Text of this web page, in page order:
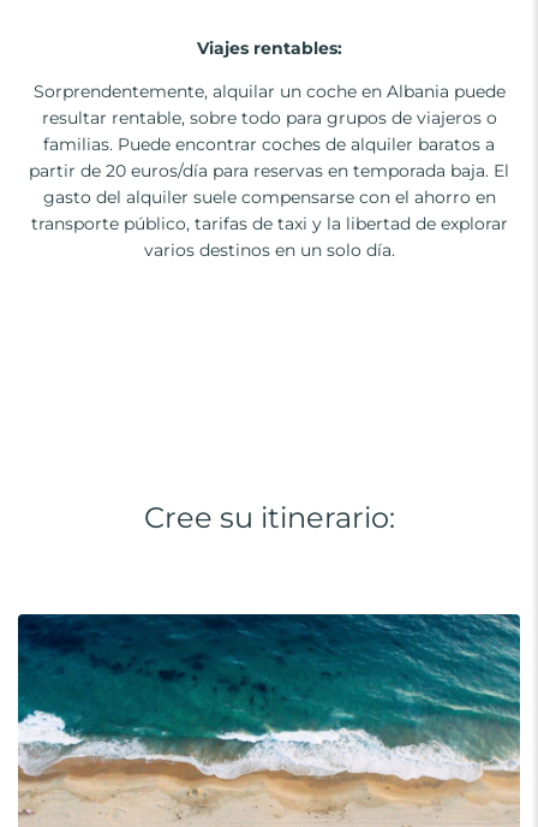
Viajes rentables:
Sorprendentemente, alquilar un coche en Albania puede
resultar rentable, sobre todo para grupos de viajeros o
familias. Puede encontrar coches de alquiler baratos a
partir de 20 euros/día para reservas en temporada baja. El
gasto del alquiler suele compensarse con el ahorro en
transporte público, tarifas de taxi y la libertad de explorar
varios destinos en un solo día.
Cree su itinerario: